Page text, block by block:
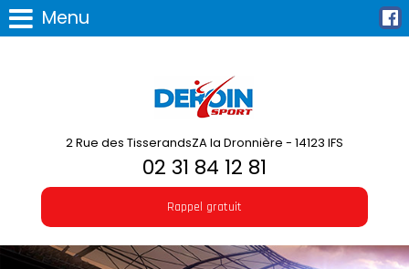
Menu
2 Rue des TisserandsZA la Dronnière - 14123 IFS
02 31 84 12 81
Rappel gratuit